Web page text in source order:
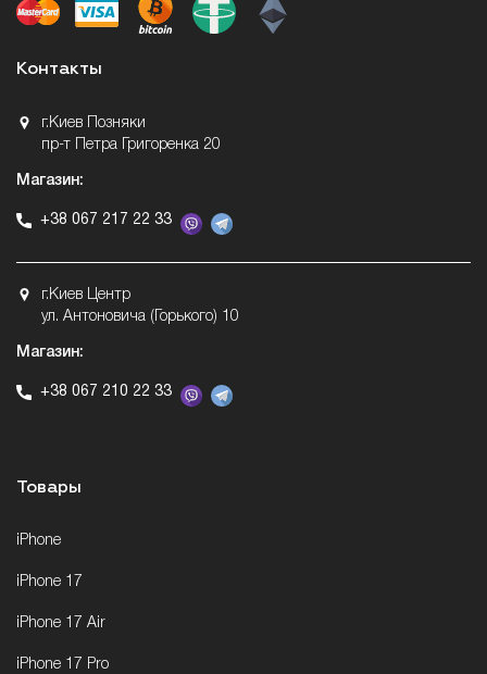
Контакты
г.Киев Позняки
пр-т Петра Григоренка 20
Магазин:
+38 067 217 22 33
г.Киев Центр
ул. Антоновича (Горького) 10
Магазин:
+38 067 210 22 33
Товары
iPhone
iPhone 17
iPhone 17 Air
iPhone 17 Pro